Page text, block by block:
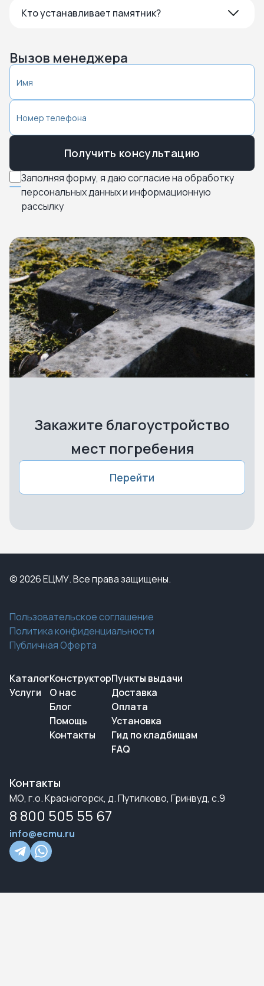
Кто устанавливает памятник?
Вызов менеджера
Заполняя форму, я даю согласие на обработку
персональных данных и информационную
рассылку
Получить консультацию
Закажите благоустройство
мест погребения
Перейти
© 2026 ЕЦМУ. Все права защищены.
Пользовательское соглашение
Политика конфиденциальности
Публичная Оферта
Каталог
Услуги
Конструктор
О нас
Блог
Помощь
Контакты
Пункты выдачи
Доставка
Оплата
Установка
Гид по кладбищам
FAQ
Контакты
МО, г.о. Красногорск, д. Путилково, Гринвуд, с.9
8 800 505 55 67
info@ecmu.ru